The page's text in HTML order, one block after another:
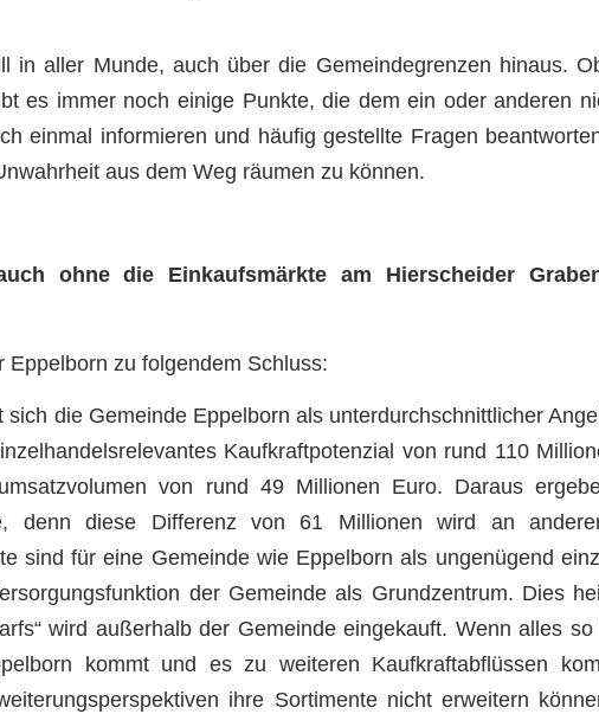
in aller Munde, auch über die Gemeindegrenzen hinaus.
es immer noch einige Punkte, die dem ein oder anderen
einmal informieren und häufig gestellte Fragen
aus dem Weg räumen zu können.
ohne die Einkaufsmärkte am Hierscheider
zu folgendem Schluss:
die Gemeinde Eppelborn als unterdurchschnittlicher
Kaufkraftpotenzial von rund 110
von rund 49 Millionen Euro. Daraus
denn diese Differenz von 61 Millionen wird an
sind für eine Gemeinde wie Eppelborn als ungenügend
der Gemeinde als Grundzentrum. Dies
wird außerhalb der Gemeinde eingekauft. Wenn alles
kommt und es zu weiteren Kaufkraftabflüssen
ihre Sortimente nicht erweitern